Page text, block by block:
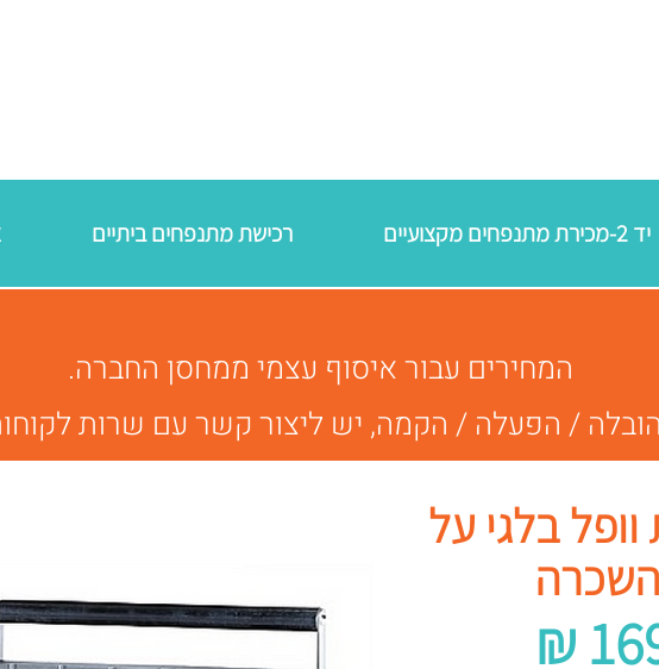
יד 2-מכירת מתנפחים מקצועיים רכישת מתנפחים ביתיים
המחירים עבור איסוף עצמי ממחסן החברה.
/ הפעלה / הקמה, יש ליצור קשר עם שרות לקוחות 058-
בלגי על